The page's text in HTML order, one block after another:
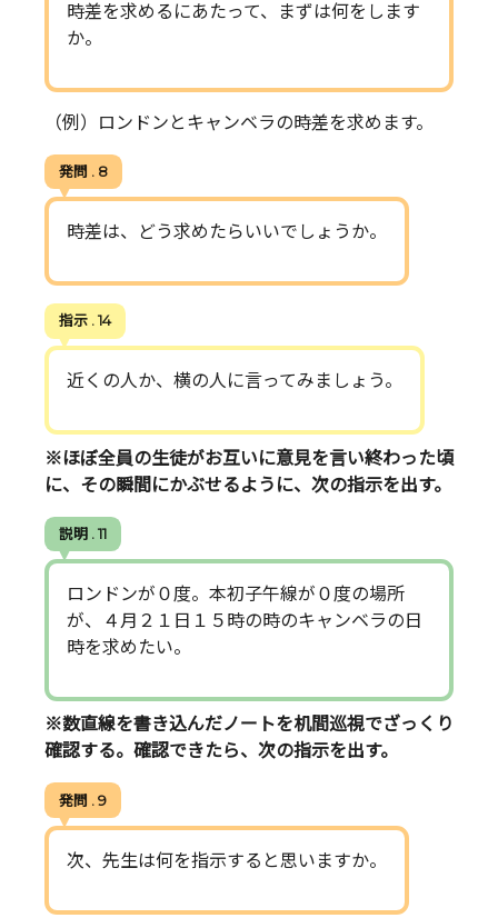
時差を求めるにあたって、まずは何をします
か。
（例）ロンドンとキャンベラの時差を求めます。
発問 . 8
時差は、どう求めたらいいでしょうか。
指示 . 14
近くの人か、横の人に言ってみましょう。
※ほぼ全員の生徒がお互いに意見を言い終わった頃
に、その瞬間にかぶせるように、次の指示を出す。
説明 . 11
ロンドンが０度。本初子午線が０度の場所
が、４月２１日１５時の時のキャンベラの日
時を求めたい。
※数直線を書き込んだノートを机間巡視でざっくり
確認する。確認できたら、次の指示を出す。
発問 . 9
次、先生は何を指示すると思いますか。